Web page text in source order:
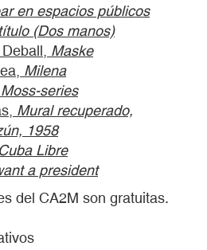
en espacios públicos
(Dos manos)
Maske
Milena
Moss-series
Mural recuperado,
1958
Cuba Libre
a president
del CA2M son gratuitas.